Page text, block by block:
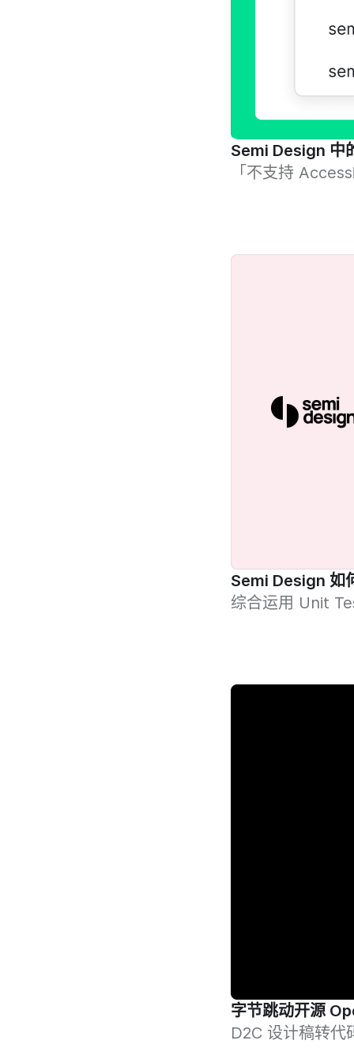
Semi Design 中
「不支持
Semi Design 如
综合运用 Unit
字节跳动开源
D2C 设计稿转代